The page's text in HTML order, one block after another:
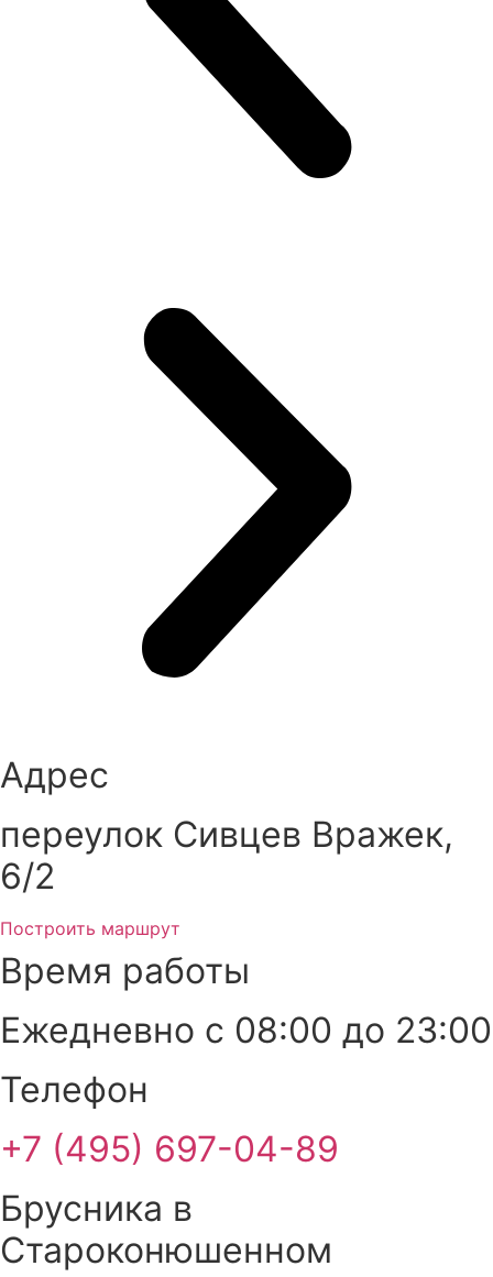
Адрес
переулок Сивцев Вражек,
6/2
Построить маршрут
Время работы
Ежедневно с 08:00 до 23:00
Телефон
+7 (495) 697-04-89
Брусника в
Староконюшенном